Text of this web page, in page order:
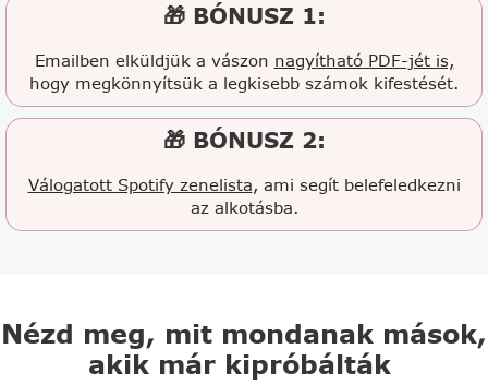
🎁 BÓNUSZ 1:
Emailben elküldjük a vászon nagyítható PDF-jét is,
hogy megkönnyítsük a legkisebb számok kifestését.
🎁 BÓNUSZ 2:
Válogatott Spotify zenelista, ami segít belefeledkezni
az alkotásba.
Nézd meg, mit mondanak mások,
akik már kipróbálták